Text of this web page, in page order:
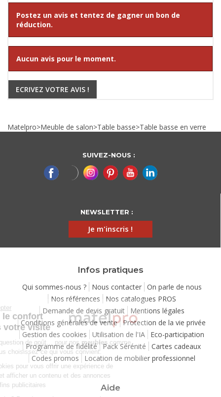
Postez un avis et tentez de gagner un bon de
réduction.
Aucun avis pour le moment.
ECRIVEZ VOTRE AVIS !
Matelpro>Meuble de salon>Table basse>Table basse en verre
SUIVEZ-NOUS :
NEWSLETTER :
Je m'inscris !
Infos pratiques
Qui sommes-nous ? Nous contacter
On parle de nous
Nos références
Nos catalogues PROS
Demande de devis gratuit
Mentions légales
Conditions générales de vente Protection de la vie privée
Gestion des cookies
Utilisation de l'IA
Eco-participation
Programme de fidélité Pack Sérénité
Cartes cadeaux
Codes promos
Location de mobilier professionnel
Aide
Continuer sans accepter
Chez Matelpro, le confort
commence dès votre visite
Leconfort, c'est une question de goût… pour nosmeubles
comme
pour nos cookies ! Vous choisissez ce qui vous convient.
Nous utilisons des cookies pour vous offrir une expérience de
navigation moelleuse et afficher un contenu et des annonces
personnalisées à des fins publicitaires